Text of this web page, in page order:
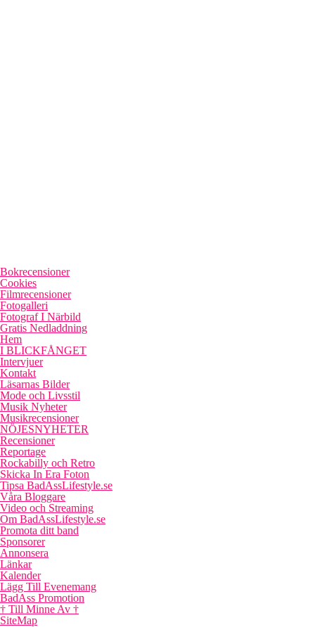
Bokrecensioner
Cookies
Filmrecensioner
Fotogalleri
Fotograf I Närbild
Gratis Nedladdning
Hem
I BLICKFÅNGET
Intervjuer
Kontakt
Läsarnas Bilder
Mode och Livsstil
Musik Nyheter
Musikrecensioner
NÖJESNYHETER
Recensioner
Reportage
Rockabilly och Retro
Skicka In Era Foton
Tipsa BadAssLifestyle.se
Våra Bloggare
Video och Streaming
Om BadAssLifestyle.se
Promota ditt band
Sponsorer
Annonsera
Länkar
Kalender
Lägg Till Evenemang
BadAss Promotion
† Till Minne Av †
SiteMap